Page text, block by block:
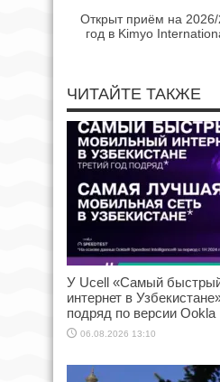
Открыт приём на
год в Kimyo
ЧИТАЙТЕ ТАКЖЕ
У Ucell «Самый
интернет в
подряд по версии Ookla
06.08.2026 13:10